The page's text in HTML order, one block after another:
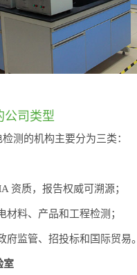
公司类型
测的机构主要分为三类：
资质，报告权威可溯源；
料、产品和工程检测；
监管、招投标和国际贸易。
室